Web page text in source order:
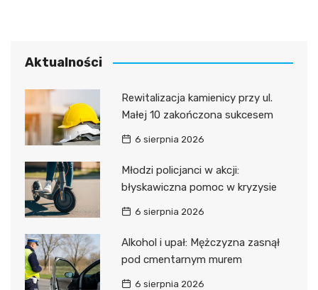
Aktualności
Rewitalizacja kamienicy przy ul.
Małej 10 zakończona sukcesem
6 sierpnia 2026
Młodzi policjanci w akcji:
błyskawiczna pomoc w kryzysie
6 sierpnia 2026
Alkohol i upał: Mężczyzna zasnął
pod cmentarnym murem
6 sierpnia 2026